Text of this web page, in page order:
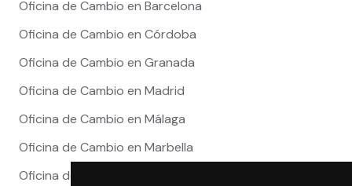
Oficina de Cambio en Barcelona
Oficina de Cambio en Córdoba
Oficina de Cambio en Granada
Oficina de Cambio en Madrid
Oficina de Cambio en Málaga
Oficina de Cambio en Marbella
Oficina de Cambio en Sevilla